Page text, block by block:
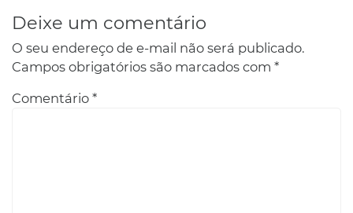
Deixe um comentário
O seu endereço de e-mail não será publicado.
Campos obrigatórios são marcados com *
Comentário *